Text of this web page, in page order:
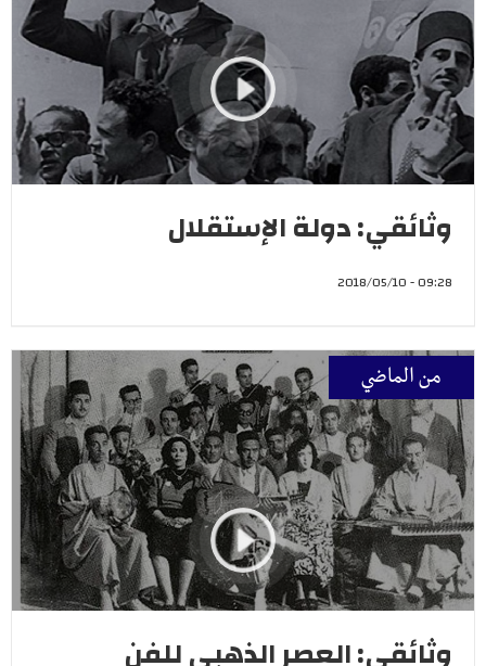
وثائقي: دولة الإستقلال
09:28 - 2018/05/10
من الماضي
وثائقي: العصر الذهبي للفن